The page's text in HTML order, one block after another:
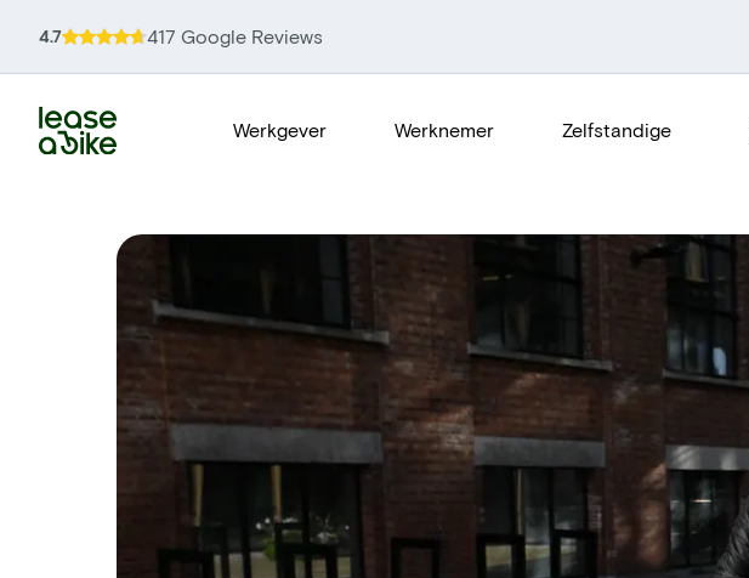
4.7 417 Google Reviews
Werkgever Werknemer Zelfstandige